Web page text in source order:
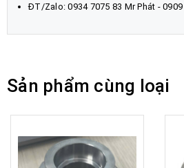
ĐT/Zalo:0934 7075 83 Mr Phát -
Sản phẩm cùng loại